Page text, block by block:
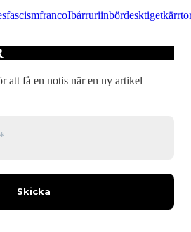
fascismfrancoIbárruriinbördesktiget
att få en notis när en ny artikel